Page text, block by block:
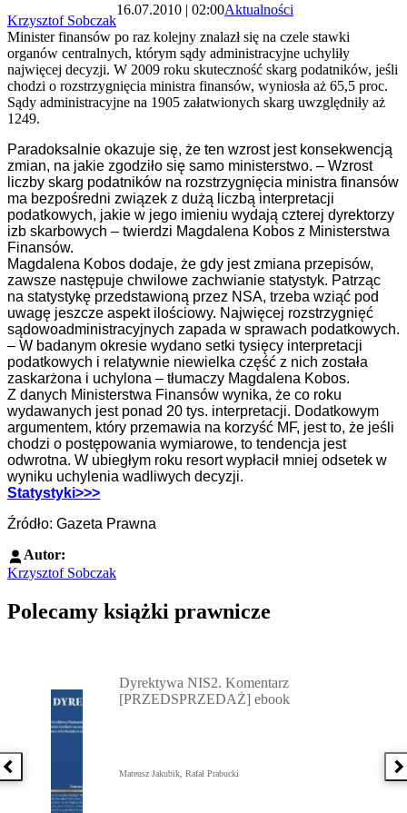
Krzysztof Sobczak
16.07.2010 | 02:00Aktualności
Minister finansów po raz kolejny znalazł się na czele stawki
organów centralnych, którym sądy administracyjne uchyliły
najwięcej decyzji. W 2009 roku skuteczność skarg podatników, jeśli
chodzi o rozstrzygnięcia ministra finansów, wyniosła aż 65,5 proc.
Sądy administracyjne na 1905 załatwionych skarg uwzględniły aż
1249.
Paradoksalnie okazuje się, że ten wzrost jest konsekwencją
zmian, na jakie zgodziło się samo ministerstwo. – Wzrost
liczby skarg podatników na rozstrzygnięcia ministra finansów
ma bezpośredni związek z dużą liczbą interpretacji
podatkowych, jakie w jego imieniu wydają czterej dyrektorzy
izb skarbowych – twierdzi Magdalena Kobos z Ministerstwa
Finansów.
Magdalena Kobos dodaje, że gdy jest zmiana przepisów,
zawsze następuje chwilowe zachwianie statystyk. Patrząc
na statystykę przedstawioną przez NSA, trzeba wziąć pod
uwagę jeszcze aspekt ilościowy. Najwięcej rozstrzygnięć
sądowoadministracyjnych zapada w sprawach podatkowych.
– W badanym okresie wydano setki tysięcy interpretacji
podatkowych i relatywnie niewielka część z nich została
zaskarżona i uchylona – tłumaczy Magdalena Kobos.
Z danych Ministerstwa Finansów wynika, że co roku
wydawanych jest ponad 20 tys. interpretacji. Dodatkowym
argumentem, który przemawia na korzyść MF, jest to, że jeśli
chodzi o postępowania wymiarowe, to tendencja jest
odwrotna. W ubiegłym roku resort wypłacił mniej odsetek w
wyniku uchylenia wadliwych decyzji.
Statystyki>>>
Źródło: Gazeta Prawna
Autor:
Krzysztof Sobczak
Polecamy książki prawnicze
Poprzednia książka
Dyrektywa NIS2. Komentarz
[PRZEDSPRZEDAŻ] ebook
Mateusz Jakubik, Rafał Prabucki